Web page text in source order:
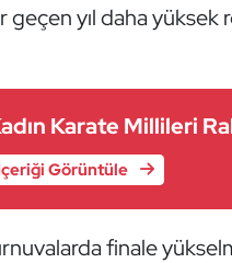
geçen yıl daha yüksek
Karate Millileri
Görüntüle
finale